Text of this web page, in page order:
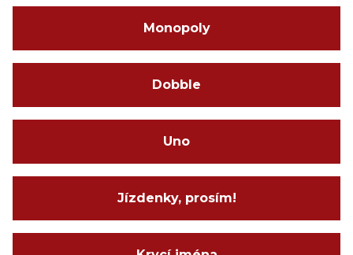
Monopoly
Dobble
Uno
Jízdenky, prosím!